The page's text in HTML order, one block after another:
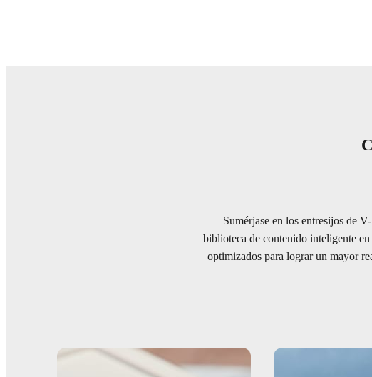
Sumérjase en los entresijos de
biblioteca de contenido inteligente
optimizados para lograr un mayor